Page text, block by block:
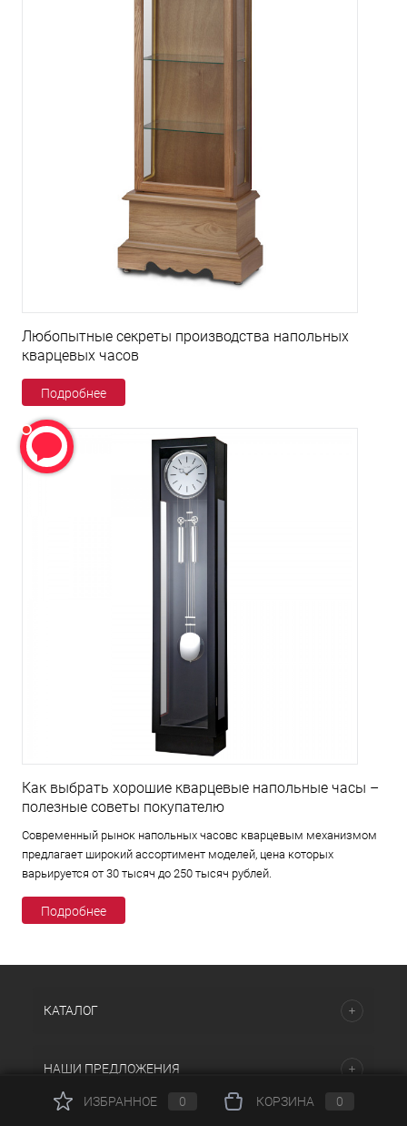
Любопытные секреты производства напольных
кварцевых часов
Подробнее
Как выбрать хорошие кварцевые напольные часы –
полезные советы покупателю
Современный рынок напольных часовс кварцевым механизмом
предлагает широкий ассортимент моделей, цена которых
варьируется от 30 тысяч до 250 тысяч рублей.
Подробнее
КАТАЛОГ
НАШИ ПРЕДЛОЖЕНИЯ
ИЗБРАННОЕ 0 КОРЗИНА 0